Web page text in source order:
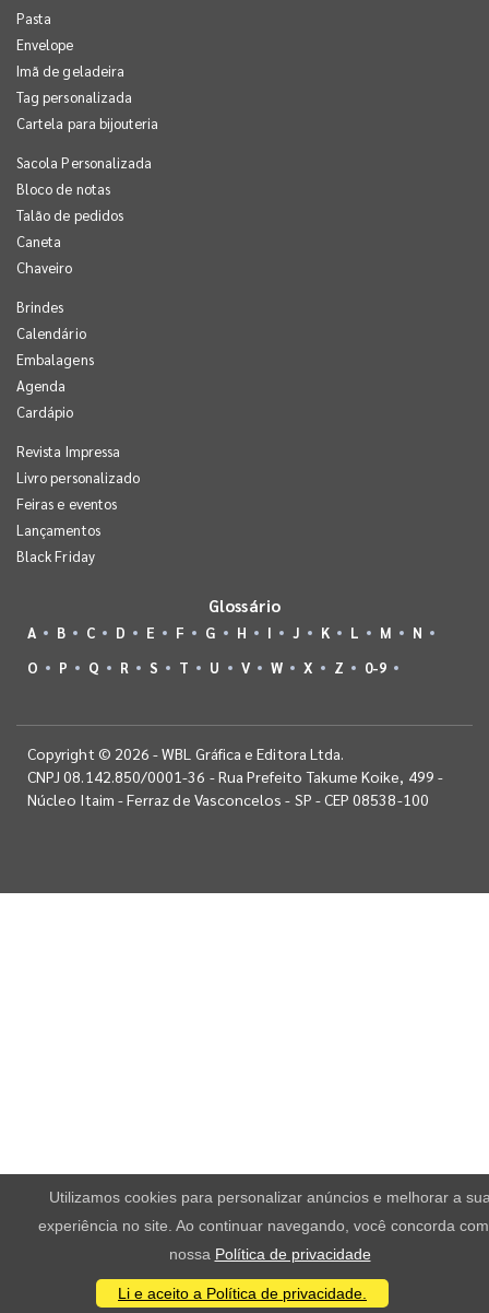
Pasta
Envelope
Imã de geladeira
Tag personalizada
Cartela para bijouteria
Sacola Personalizada
Bloco de notas
Talão de pedidos
Caneta
Chaveiro
Brindes
Calendário
Embalagens
Agenda
Cardápio
Revista Impressa
Livro personalizado
Feiras e eventos
Lançamentos
Black Friday
Glossário
A B C D E F G H I J K L M
N
O
P Q R S T U V W X Z 0-9
Copyright © 2026 - WBL Gráfica e Editora Ltda.
CNPJ 08.142.850/0001-36 - Rua Prefeito Takume Koike, 499 -
Núcleo Itaim - Ferraz de Vasconcelos - SP - CEP 08538-100
Utilizamos cookies para personalizar anúncios e melhorar a
experiência no site. Ao continuar navegando, você concorda
nossa Política de privacidade
Li e aceito a Política de privacidade.